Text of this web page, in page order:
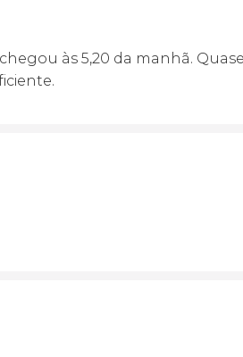
às 5,20 da manhã.